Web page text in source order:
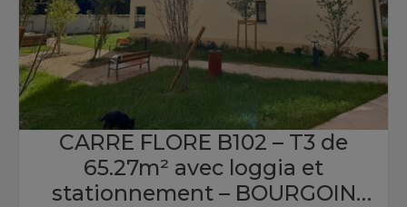
CARRE FLORE B102 – T3 de
65.27m² avec loggia et
stationnement – BOURGOIN